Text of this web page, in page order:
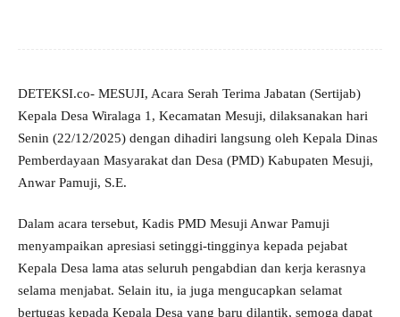
DETEKSI.co- MESUJI, Acara Serah Terima Jabatan (Sertijab)
Kepala Desa Wiralaga 1, Kecamatan Mesuji, dilaksanakan hari
Senin (22/12/2025) dengan dihadiri langsung oleh Kepala Dinas
Pemberdayaan Masyarakat dan Desa (PMD) Kabupaten Mesuji,
Anwar Pamuji, S.E.
Dalam acara tersebut, Kadis PMD Mesuji Anwar Pamuji
menyampaikan apresiasi setinggi-tingginya kepada pejabat
Kepala Desa lama atas seluruh pengabdian dan kerja kerasnya
selama menjabat. Selain itu, ia juga mengucapkan selamat
bertugas kepada Kepala Desa yang baru dilantik, semoga dapat